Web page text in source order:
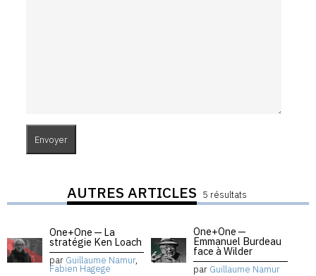
AUTRES ARTICLES 5 résultats
One+One — La
stratégie Ken Loach
par Guillaume Namur,
Fabien Hagege
One+One —
Emmanuel Burdeau
face à Wilder
par Guillaume Namur